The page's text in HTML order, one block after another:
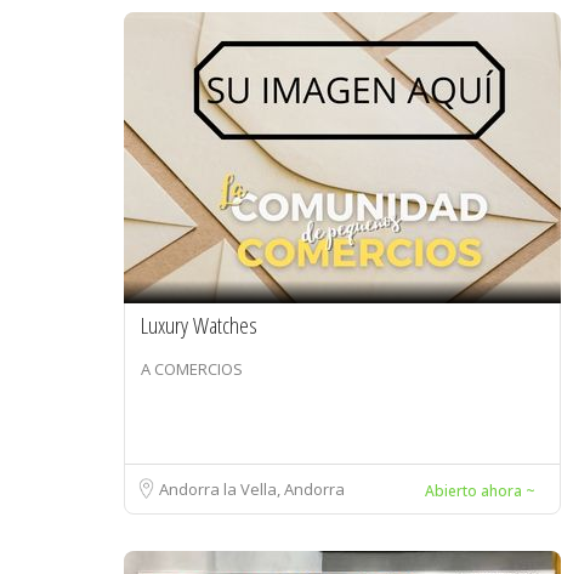
Luxury Watches
A COMERCIOS
Andorra la Vella, Andorra Abierto ahora ~